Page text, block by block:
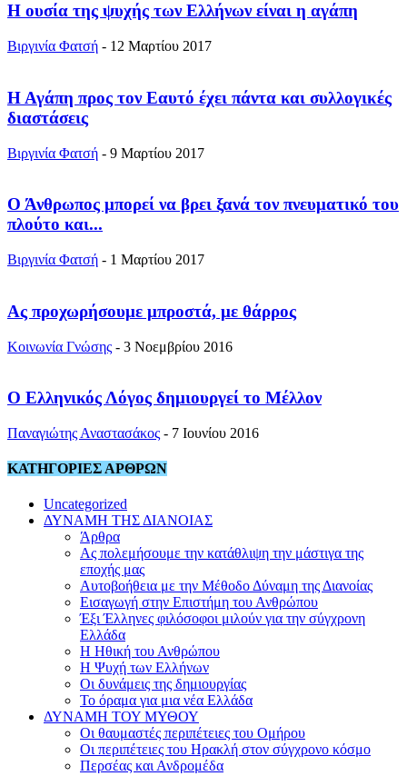
Η ουσία της ψυχής των Ελλήνων είναι η αγάπη
Βιργινία Φατσή - 12 Μαρτίου 2017
Η Αγάπη προς τον Εαυτό έχει πάντα και συλλογικές
διαστάσεις
Βιργινία Φατσή - 9 Μαρτίου 2017
Ο Άνθρωπος μπορεί να βρει ξανά τον πνευματικό του
πλούτο και...
Βιργινία Φατσή - 1 Μαρτίου 2017
Ας προχωρήσουμε μπροστά, με θάρρος
Κοινωνία Γνώσης - 3 Νοεμβρίου 2016
Ο Ελληνικός Λόγος δημιουργεί το Μέλλον
Παναγιώτης Αναστασάκος - 7 Ιουνίου 2016
ΚΑΤΗΓΟΡΙΕΣ ΑΡΘΡΩΝ
Uncategorized
ΔΥΝΑΜΗ ΤΗΣ ΔΙΑΝΟΙΑΣ
Άρθρα
Ας πολεμήσουμε την κατάθλιψη την μάστιγα της
εποχής μας
Αυτοβοήθεια με την Μέθοδο Δύναμη της Διανοίας
Εισαγωγή στην Επιστήμη του Ανθρώπου
Έξι Έλληνες φιλόσοφοι μιλούν για την σύγχρονη
Ελλάδα
Η Ηθική του Ανθρώπου
Η Ψυχή των Ελλήνων
Οι δυνάμεις της δημιουργίας
Το όραμα για μια νέα Ελλάδα
ΔΥΝΑΜΗ ΤΟΥ ΜΥΘΟΥ
Οι θαυμαστές περιπέτειες του Ομήρου
Οι περιπέτειες του Ηρακλή στον σύγχρονο κόσμο
Περσέας και Ανδρομέδα